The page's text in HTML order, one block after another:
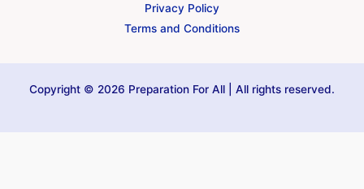
Privacy Policy
Terms and Conditions
Copyright © 2026 Preparation For All | All rights reserved.